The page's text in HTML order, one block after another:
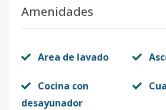
Amenidades
Area de lavado
Cocina con
desayunador